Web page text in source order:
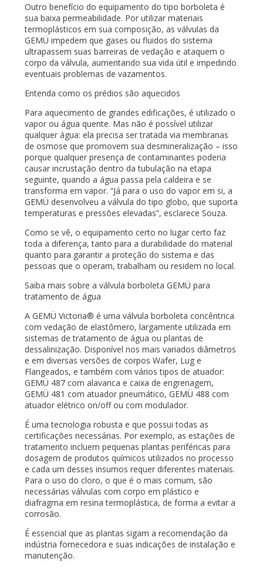
Outro benefício do equipamento do tipo borboleta é
sua baixa permeabilidade. Por utilizar materiais
termoplásticos em sua composição, as válvulas da
GEMÜ impedem que gases ou fluidos do sistema
ultrapassem suas barreiras de vedação e ataquem o
corpo da válvula, aumentando sua vida útil e impedindo
eventuais problemas de vazamentos.
Entenda como os prédios são aquecidos
Para aquecimento de grandes edificações, é utilizado o
vapor ou água quente. Mas não é possível utilizar
qualquer água: ela precisa ser tratada via membranas
de osmose que promovem sua desmineralização – isso
porque qualquer presença de contaminantes poderia
causar incrustação dentro da tubulação na etapa
seguinte, quando a água passa pela caldeira e se
transforma em vapor. “Já para o uso do vapor em si, a
GEMÜ desenvolveu a válvula do tipo globo, que suporta
temperaturas e pressões elevadas”, esclarece Souza.
Como se vê, o equipamento certo no lugar certo faz
toda a diferença, tanto para a durabilidade do material
quanto para garantir a proteção do sistema e das
pessoas que o operam, trabalham ou residem no local.
Saiba mais sobre a válvula borboleta GEMÜ para
tratamento de água
A GEMÜ Victoria® é uma válvula borboleta concêntrica
com vedação de elastômero, largamente utilizada em
sistemas de tratamento de água ou plantas de
dessalinização. Disponível nos mais variados diâmetros
e em diversas versões de corpos Wafer, Lug e
Flangeados, e também com vários tipos de atuador:
GEMÜ 487 com alavanca e caixa de engrenagem,
GEMÜ 481 com atuador pneumático, GEMÜ 488 com
atuador elétrico on/off ou com modulador.
É uma tecnologia robusta e que possui todas as
certificações necessárias. Por exemplo, as estações de
tratamento incluem pequenas plantas periféricas para
dosagem de produtos químicos utilizados no processo
e cada um desses insumos requer diferentes materiais.
Para o uso do cloro, o que é o mais comum, são
necessárias válvulas com corpo em plástico e
diafragma em resina termoplástica, de forma a evitar a
corrosão.
É essencial que as plantas sigam a recomendação da
indústria fornecedora e suas indicações de instalação e
manutenção.